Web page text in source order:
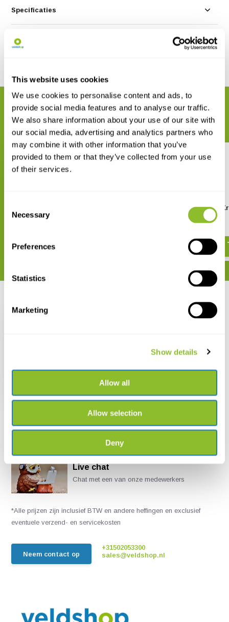
This website uses cookies
We use cookies to personalise content and ads, to
provide social media features and to analyse our traffic.
We also share information about your use of our site with
our social media, advertising and analytics partners who
may combine it with other information that you’ve
provided to them or that they’ve collected from your use
of their services.
Selection
Necessary
Preferences
Statistics
Marketing
Show details
Allow all
Allow selection
Deny
Specificaties
Reviews
GERELATEERDE PRODUCTEN
Maak uw bestelling compleet
Larger Mammals of Africa
Guide to Birds of the
National Park
Hiking Trails of South
Live chat
Chat met een van onze medewerkers
*Alle prijzen zijn inclusief BTW en andere heffingen en exclusief
eventuele verzend- en servicekosten
Neem contact op
+31502053300
sales@veldshop.nl